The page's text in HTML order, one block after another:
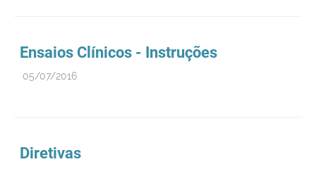
Ensaios Clínicos - Instruções
05/07/2016
Diretivas